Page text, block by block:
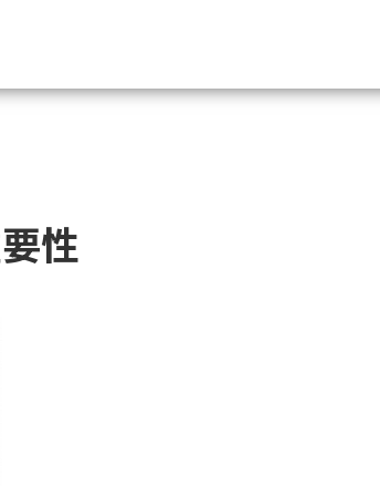
大学・短大の資料種類から請求
大学パンフ
性